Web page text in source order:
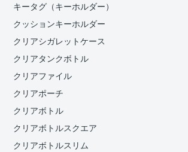
キータグ（キーホルダー）
クッションキーホルダー
クリアシガレットケース
クリアタンクボトル
クリアファイル
クリアポーチ
クリアボトル
クリアボトルスクエア
クリアボトルスリム